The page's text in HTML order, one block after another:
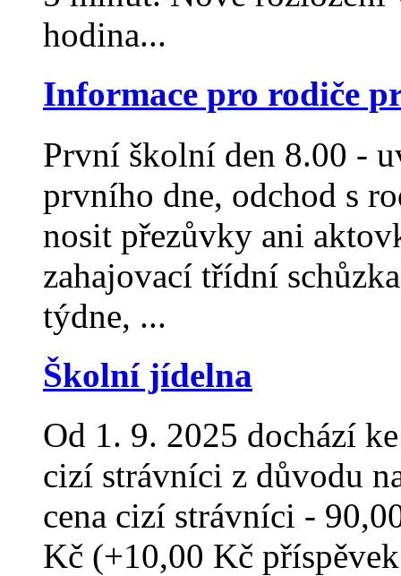
hodina...
Informace pro rodiče
První školní den 8.00 -
prvního dne, odchod s
nosit přezůvky ani
zahajovací třídní
týdne, ...
Školní jídelna
Od 1. 9. 2025 dochází
cizí strávníci z důvodu
cena cizí strávníci -
Kč (+10,00 Kč